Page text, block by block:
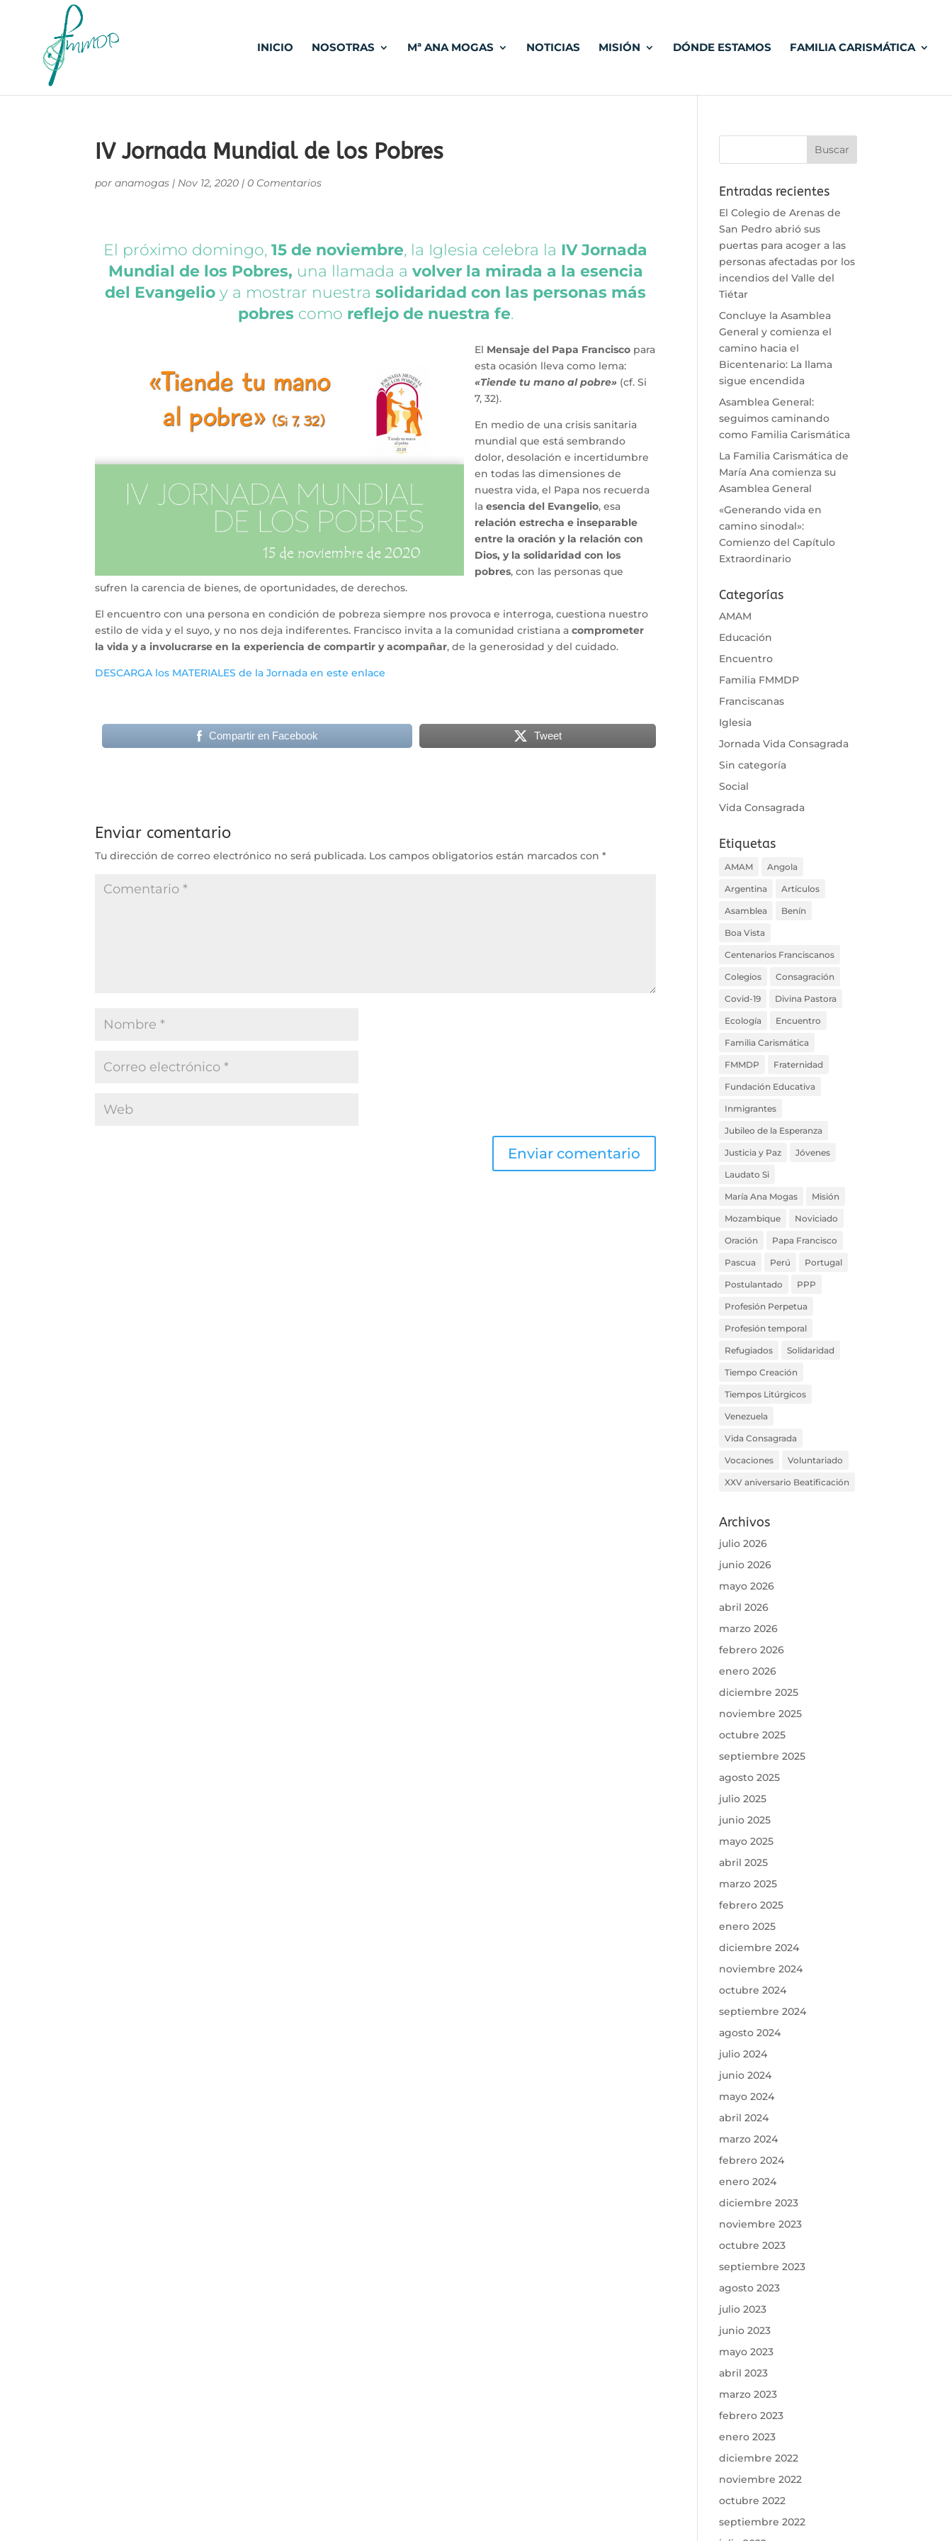
INICIO NOSOTRAS Mª ANA MOGAS NOTICIAS MISIÓN DÓNDE ESTAMOS FAMILIA CARISMÁTICA
IV Jornada Mundial de los Pobres
poranamogas | Nov 12, 2020 |0 Comentarios
El próximo domingo,15 de noviembre, la Iglesia celebra la IV Jornada
Mundial de los Pobres, una llamada a volver la mirada a la esencia
del Evangelio y a mostrar nuestrasolidaridad con las personas más
pobres como reflejo de nuestra fe.
El Mensaje del Papa Francisco para
esta ocasión lleva como lema:
«Tiende tu mano al pobre» (cf. Si
7, 32).
En medio de una crisis sanitaria
mundial que está sembrando
dolor, desolación e incertidumbre
en todas las dimensiones de
nuestra vida, el Papa nos recuerda
laesencia del Evangelio, esa
relación estrecha e inseparable
entre la oración y la relación con
Dios, y la solidaridad con los
pobres, con las personas que
sufren la carencia de bienes, de oportunidades, de derechos.
El encuentro con una persona en condición de pobreza siempre nos provoca e interroga, cuestiona nuestro
estilo de vida y el suyo, y no nos deja indiferentes. Francisco invita a la comunidad cristiana acomprometer
la vida y a involucrarse en la experiencia de compartir y acompañar, de la generosidad y del cuidado.
DESCARGA los MATERIALES de la Jornada en este enlace
Compartir en Facebook Tweet
Enviar comentario
Tu dirección de correo electrónico no será publicada. Los campos obligatorios están marcados con*
Entradas recientes
El Colegio de Arenas de
San Pedro abrió sus
puertas para acoger a las
personas afectadas por los
incendios del Valle del
Tiétar
Concluye la Asamblea
General y comienza el
camino hacia el
Bicentenario: La llama
sigue encendida
Asamblea General:
seguimos caminando
como Familia Carismática
La Familia Carismática de
María Ana comienza su
Asamblea General
«Generando vida en
camino sinodal»:
Comienzo del Capítulo
Extraordinario
Categorías
AMAM
Educación
Encuentro
Familia FMMDP
Franciscanas
Iglesia
Jornada Vida Consagrada
Sin categoría
Social
Vida Consagrada
Etiquetas
AMAM Angola
Argentina Artículos
Asamblea Benín
Boa Vista
Centenarios Franciscanos
Colegios Consagración
Covid-19 Divina Pastora
Ecología Encuentro
Familia Carismática
FMMDP Fraternidad
Fundación Educativa
Inmigrantes
Jubileo de la Esperanza
Justicia y Paz Jóvenes
Laudato Si
María Ana Mogas Misión
Mozambique Noviciado
Oración Papa Francisco
Pascua Perú Portugal
Postulantado PPP
Profesión Perpetua
Profesión temporal
Refugiados Solidaridad
Tiempo Creación
Tiempos Litúrgicos
Venezuela
Vida Consagrada
Vocaciones Voluntariado
XXV aniversario Beatificación
Archivos
julio 2026
junio 2026
mayo 2026
abril 2026
marzo 2026
febrero 2026
enero 2026
diciembre 2025
noviembre 2025
octubre 2025
septiembre 2025
agosto 2025
julio 2025
junio 2025
mayo 2025
abril 2025
marzo 2025
febrero 2025
enero 2025
diciembre 2024
noviembre 2024
octubre 2024
septiembre 2024
agosto 2024
julio 2024
junio 2024
mayo 2024
abril 2024
marzo 2024
febrero 2024
enero 2024
diciembre 2023
noviembre 2023
octubre 2023
septiembre 2023
agosto 2023
julio 2023
junio 2023
mayo 2023
abril 2023
marzo 2023
febrero 2023
enero 2023
diciembre 2022
noviembre 2022
octubre 2022
septiembre 2022